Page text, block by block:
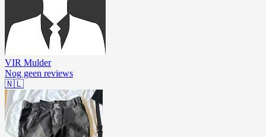
VIR Mulder
Nog geen reviews
🇳🇱